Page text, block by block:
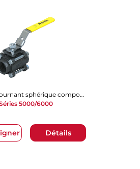
Détails
Robinet à tournant sphérique composé de 3 pièces
5000/6000